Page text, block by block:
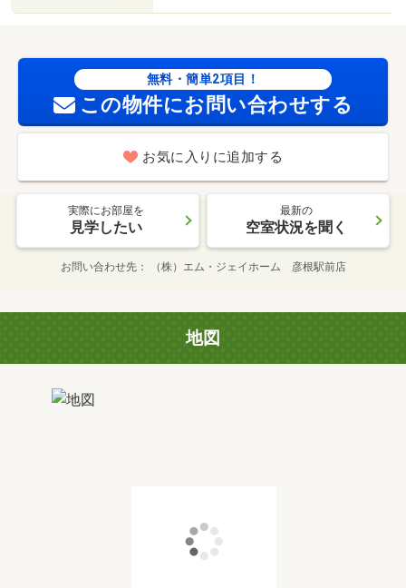
無料・簡単2項目！
この物件にお問い合わせする
お気に入りに追加する
実際にお部屋を
見学したい
最新の
空室状況を聞く
お問い合わせ先 （株）エム・ジェイホーム 彦根駅前店
地図